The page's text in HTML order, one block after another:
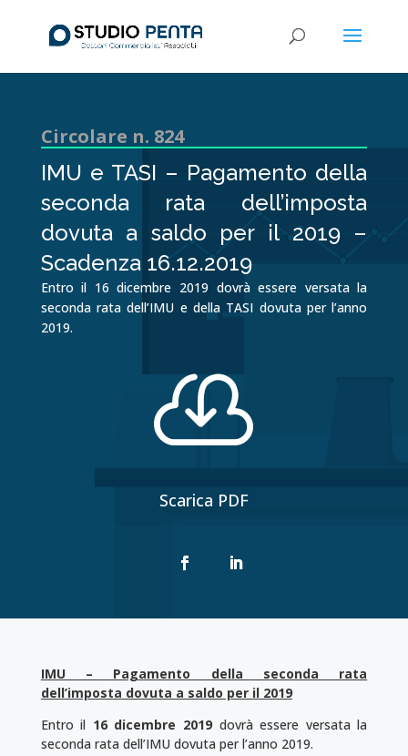
Circolare n. 824
IMU e TASI – Pagamento della
seconda rata dell’imposta
dovuta a saldo per il 2019 –
Scadenza 16.12.2019
Entro il 16 dicembre 2019 dovrà essere versata la
seconda rata dell’IMU e della TASI dovuta per l’anno
2019.

Scarica PDF
IMU – Pagamento della seconda rata
dell’imposta dovuta a saldo per il 2019
Entro il 16 dicembre 2019 dovrà essere versata la
seconda rata dell’IMU dovuta per l’anno 2019.